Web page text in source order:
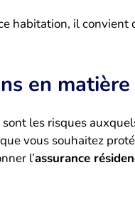
habitation, il
en
les risques
vous souhaitez
l’assurance